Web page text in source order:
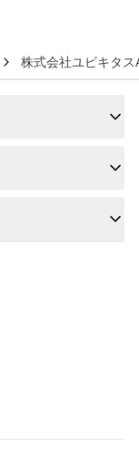
株式会社ユビキタ